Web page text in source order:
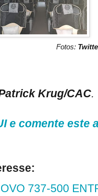
Fotos:
Krug/CAC.
e comente este
737-500